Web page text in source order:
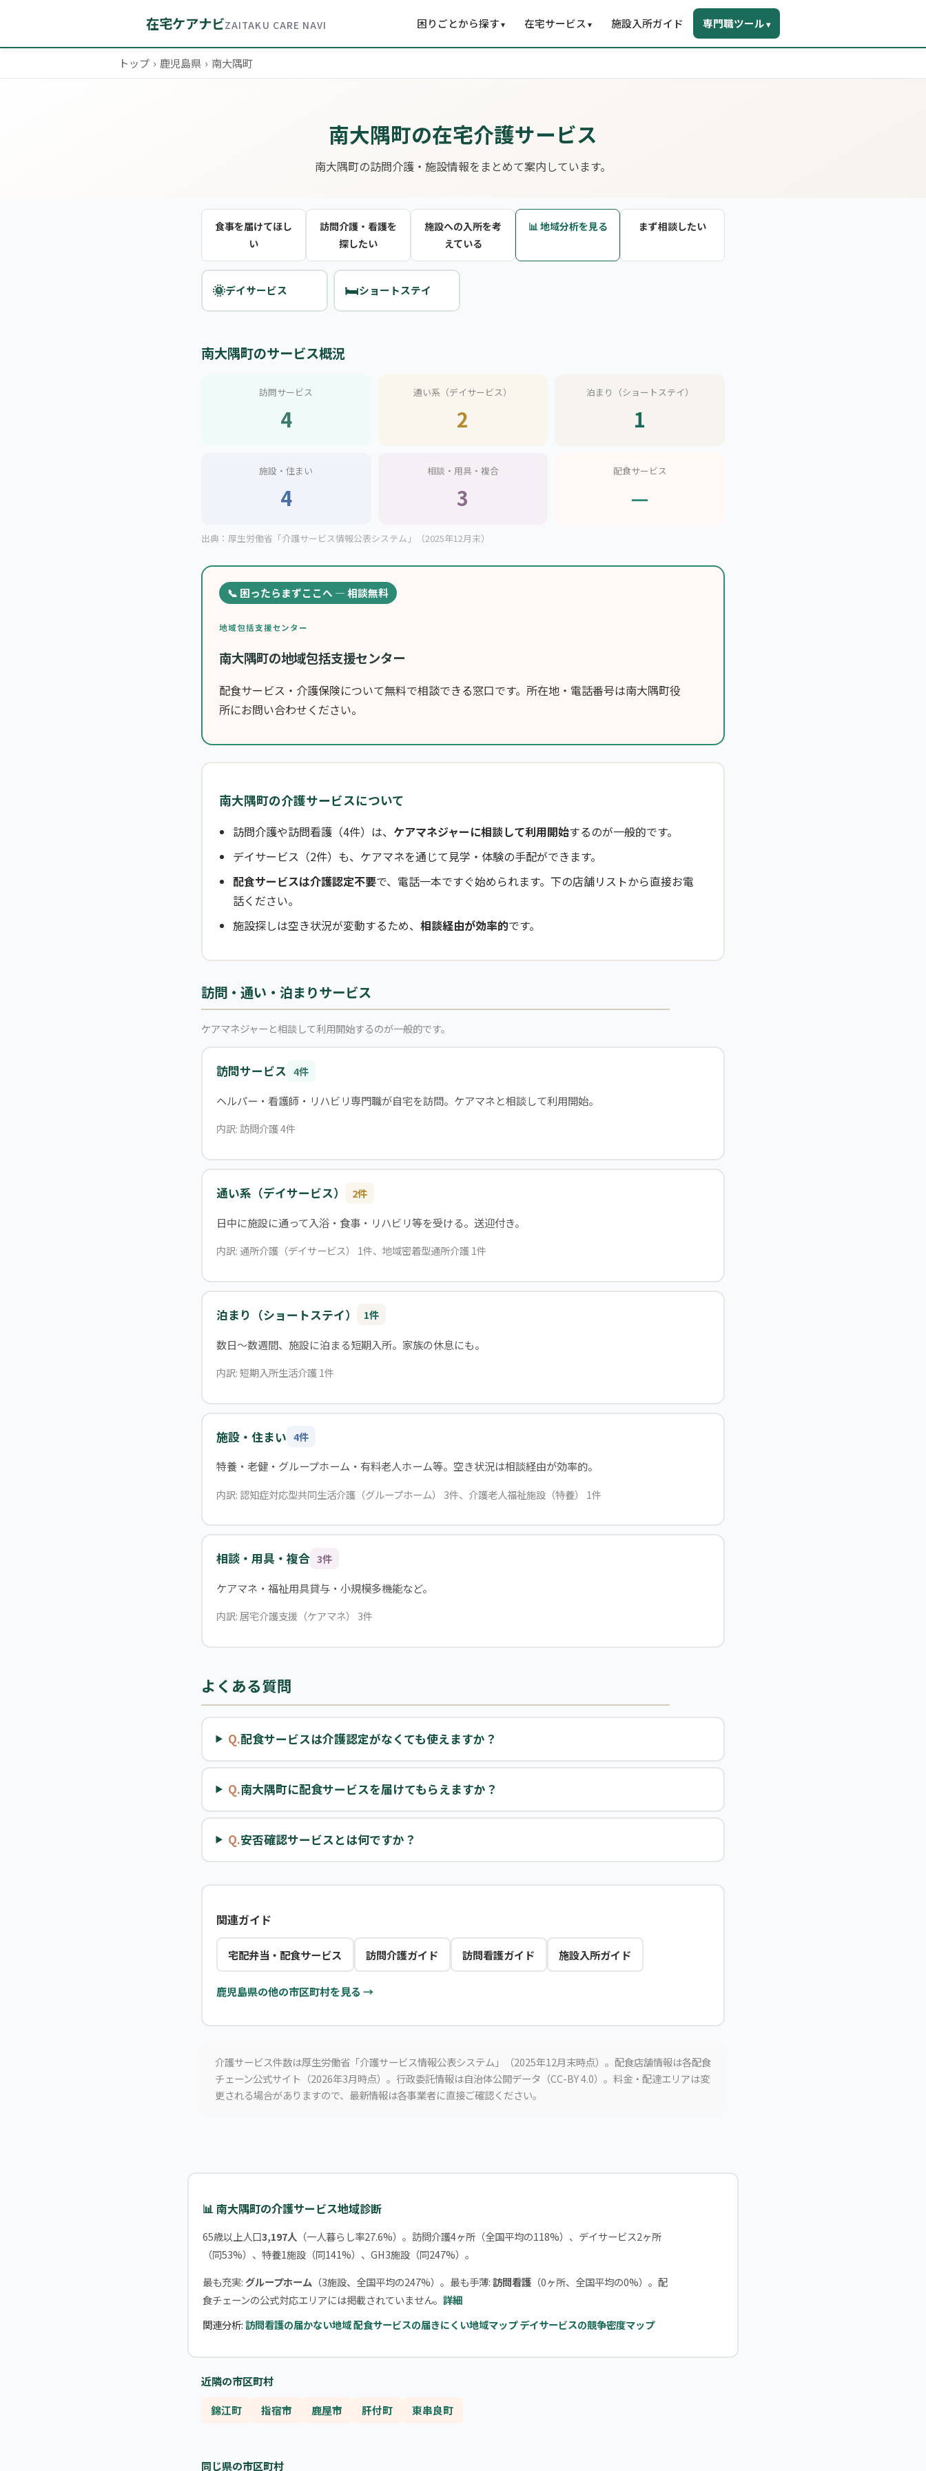
在宅ケアナビZAITAKU CARE NAVI 困りごとから探す▾ 在宅サービス ▾ 施設入所ガイド 専門職ツール▾
トップ › 鹿児島県 › 南大隅町
南大隅町の在宅介護サービス
南大隅町の訪問介護・施設情報をまとめて案内しています。
食事を届けてほし
い
訪問介護・看護を
探したい
施設への入所を考
えている
📊 地域分析を見る まず相談したい
🌞デイサービス 🛏️ショートステイ
南大隅町のサービス概況
訪問サービス
4
通い系（デイサービス）
2
泊まり（ショートステイ）
1
施設・住まい
4
相談・用具・複合
3
配食サービス
—
出典：厚生労働省「介護サービス情報公表システム」（2025年12月末）
📞 困ったらまずここへ — 相談無料
地域包括支援センター
南大隅町の地域包括支援センター
配食サービス・介護保険について無料で相談できる窓口です。所在地・電話番号は南大隅町役
所にお問い合わせください。
南大隅町の介護サービスについて
訪問介護や訪問看護（4件）は、 ケアマネジャーに相談して利用開始するのが一般的です。
デイサービス（2件）も、ケアマネを通じて見学・体験の手配ができます。
配食サービスは介護認定不要で、電話一本ですぐ始められます。下の店舗リストから直接お電
話ください。
施設探しは空き状況が変動するため、 相談経由が効率的です。
訪問・通い・泊まりサービス
ケアマネジャーと相談して利用開始するのが一般的です。
訪問サービス 4件
ヘルパー・看護師・リハビリ専門職が自宅を訪問。ケアマネと相談して利用開始。
内訳: 訪問介護 4件
通い系（デイサービス） 2件
日中に施設に通って入浴・食事・リハビリ等を受ける。送迎付き。
内訳: 通所介護（デイサービス） 1件、地域密着型通所介護 1件
泊まり（ショートステイ） 1件
数日〜数週間、施設に泊まる短期入所。家族の休息にも。
内訳: 短期入所生活介護 1件
施設・住まい 4件
特養・老健・グループホーム・有料老人ホーム等。空き状況は相談経由が効率的。
内訳: 認知症対応型共同生活介護（グループホーム） 3件、介護老人福祉施設（特養） 1件
相談・用具・複合 3件
ケアマネ・福祉用具貸与・小規模多機能など。
内訳: 居宅介護支援（ケアマネ） 3件
よくある質問
Q.配食サービスは介護認定がなくても使えますか？
Q.南大隅町に配食サービスを届けてもらえますか？
Q.安否確認サービスとは何ですか？
関連ガイド
宅配弁当・配食サービス 訪問介護ガイド 訪問看護ガイド 施設入所ガイド
鹿児島県の他の市区町村を見る →
介護サービス件数は厚生労働省「介護サービス情報公表システム」（2025年12月末時点）。配食店舗情報は各配食
チェーン公式サイト（2026年3月時点）。行政委託情報は自治体公開データ（CC-BY 4.0）。料金・配達エリアは変
更される場合がありますので、最新情報は各事業者に直接ご確認ください。
📊 南大隅町の介護サービス地域診断
65歳以上人口3,197人 （一人暮らし率27.6%）。訪問介護4ヶ所（全国平均の118%）、デイサービス2ヶ所
（同53%）、特養1施設（同141%）、GH3施設（同247%）。
最も充実:グループホーム（3施設、全国平均の247%）。最も手薄:訪問看護（0ヶ所、全国平均の0%）。配
食チェーンの公式対応エリアには掲載されていません。 詳細
関連分析:訪問看護の届かない地域配食サービスの届きにくい地域マップ デイサービスの競争密度マップ
近隣の市区町村
錦江町 指宿市 鹿屋市 肝付町 東串良町
同じ県の市区町村